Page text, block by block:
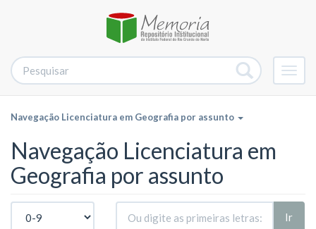
Navegação Licenciatura em Geografia por assunto
Navegação Licenciatura em
Geografia por assunto
Ir